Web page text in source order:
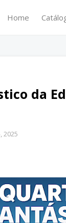
Home
da
2025